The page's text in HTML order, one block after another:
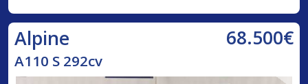
Alpine 68.500€
A110 S 292cv